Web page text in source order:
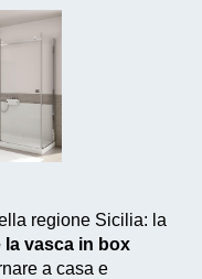
regione Sicilia: la
la vasca in box
a casa e